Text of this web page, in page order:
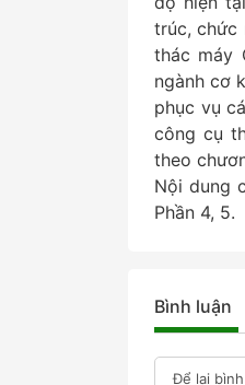
trúc, chức
thác máy
ngành cơ
phục vụ
công cụ
theo
Nội dung
Phần 4, 5.
Bình luận